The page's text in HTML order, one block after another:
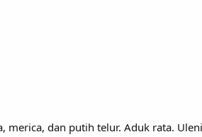
merica, dan putih telur. Aduk rata.